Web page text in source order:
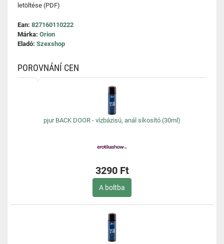
letöltése (PDF)
Ean: 827160110222
Márka: Orion
Eladó: Szexshop
POROVNÁNÍ CEN
pjur BACK DOOR - vízbázisú, anál síkosító (30ml)
3290 Ft
A boltba